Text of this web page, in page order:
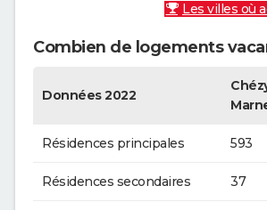
Les villes où
Combien de logements
Données 2022
Résidences principales 593
Résidences secondaires 37